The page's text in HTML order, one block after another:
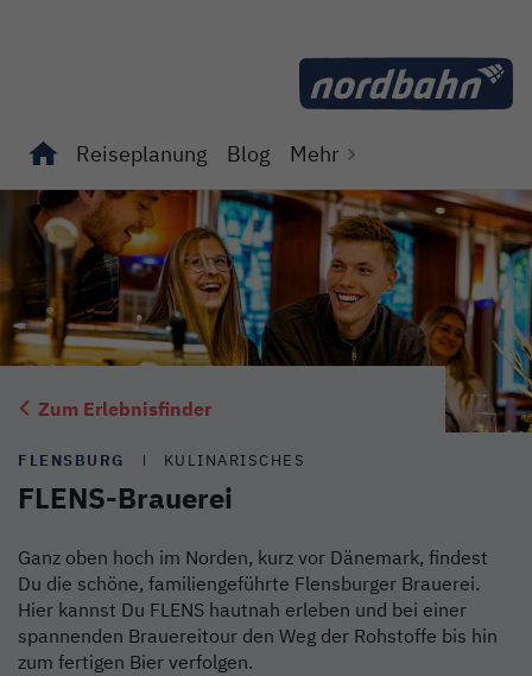
Reiseplanung
Unterseiten von "Reiseplanung" anzeigen
Blog
Unterseiten von "Blog" anzeigen
Mehr
Zum Erlebnisfinder
FLENSBURG KULINARISCHES
FLENS-Brauerei
Ganz oben hoch im Norden, kurz vor Dänemark, findest
Du die schöne, familiengeführte Flensburger Brauerei.
Hier kannst Du FLENS hautnah erleben und bei einer
spannenden Brauereitour den Weg der Rohstoffe bis hin
zum fertigen Bier verfolgen.